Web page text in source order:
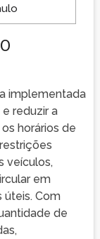
implementada
reduzir a
horários de
veículos,
em
úteis. Com
de